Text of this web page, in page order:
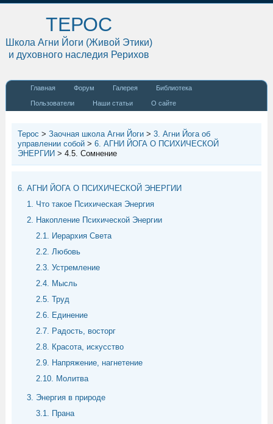
ТЕРОС
Школа Агни Йоги (Живой Этики)
и духовного наследия Рерихов
Главная Форум Галерея Библиотека
Пользователи Наши статьи О сайте
Терос >Заочная школа Агни Йоги >3. Агни Йога об
управлении собой >6. АГНИ ЙОГА О ПСИХИЧЕСКОЙ
ЭНЕРГИИ >4.5. Сомнение
6. АГНИ ЙОГА О ПСИХИЧЕСКОЙ ЭНЕРГИИ
1. Что такое Психическая Энергия
2. Накопление Психической Энергии
2.1. Иерархия Света
2.2. Любовь
2.3. Устремление
2.4. Мысль
2.5. Труд
2.6. Единение
2.7. Радость, восторг
2.8. Красота, искусство
2.9. Напряжение, нагнетение
2.10. Молитва
3. Энергия в природе
3.1. Прана